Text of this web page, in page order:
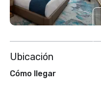
Ubicación
Cómo llegar